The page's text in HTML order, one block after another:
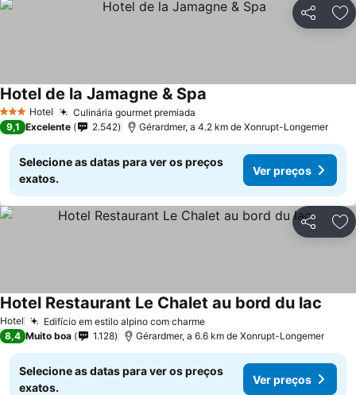
Partilhar
3 EstrelasHotel Culinária gourmet premiada
Hotel de la Jamagne & Spa
9,1 Excelente 2.542 Gérardmer, a 4.2 km de Xonrupt-Longemer
Selecione as datas para ver os preços
exatos.
Ver preços
Partilhar
Hotel Edifício em estilo alpino com charmeVer preços
Hotel Restaurant Le Chalet au bord du lac
8,4 Muito boa 1.128 Gérardmer, a 6.6 km de Xonrupt-Longemer
Selecione as datas para ver os preços
exatos.
Ver preços